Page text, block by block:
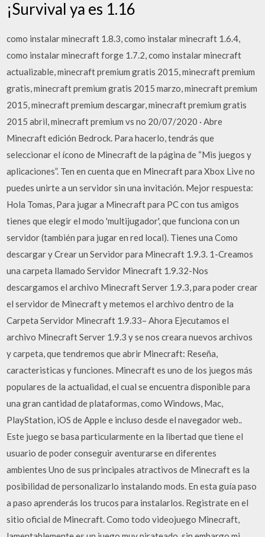
¡Survival ya es 1.16
como instalar minecraft 1.8.3, como instalar minecraft 1.6.4,
como instalar minecraft forge 1.7.2, como instalar minecraft
actualizable, minecraft premium gratis 2015, minecraft premium
gratis, minecraft premium gratis 2015 marzo, minecraft premium
2015, minecraft premium descargar, minecraft premium gratis
2015 abril, minecraft premium vs no 20/07/2020 · Abre
Minecraft edición Bedrock. Para hacerlo, tendrás que
seleccionar el ícono de Minecraft de la página de “Mis juegos y
aplicaciones”. Ten en cuenta que en Minecraft para Xbox Live no
puedes unirte a un servidor sin una invitación. Mejor respuesta:
Hola Tomas, Para jugar a Minecraft para PC con tus amigos
tienes que elegir el modo 'multijugador', que funciona con un
servidor (también para jugar en red local). Tienes una Como
descargar y Crear un Servidor para Minecraft 1.9.3. 1-Creamos
una carpeta llamado Servidor Minecraft 1.9.32-Nos
descargamos el archivo Minecraft Server 1.9.3, para poder crear
el servidor de Minecraft y metemos el archivo dentro de la
Carpeta Servidor Minecraft 1.9.33– Ahora Ejecutamos el
archivo Minecraft Server 1.9.3 y se nos creara nuevos archivos
y carpeta, que tendremos que abrir Minecraft: Reseña,
caracteristicas y funciones. Minecraft es uno de los juegos más
populares de la actualidad, el cual se encuentra disponible para
una gran cantidad de plataformas, como Windows, Mac,
PlayStation, iOS de Apple e incluso desde el navegador web..
Este juego se basa particularmente en la libertad que tiene el
usuario de poder conseguir aventurarse en diferentes
ambientes Uno de sus principales atractivos de Minecraft es la
posibilidad de personalizarlo instalando mods. En esta guía paso
a paso aprenderás los trucos para instalarlos. Registrate en el
sitio oficial de Minecraft. Como todo videojuego Minecraft,